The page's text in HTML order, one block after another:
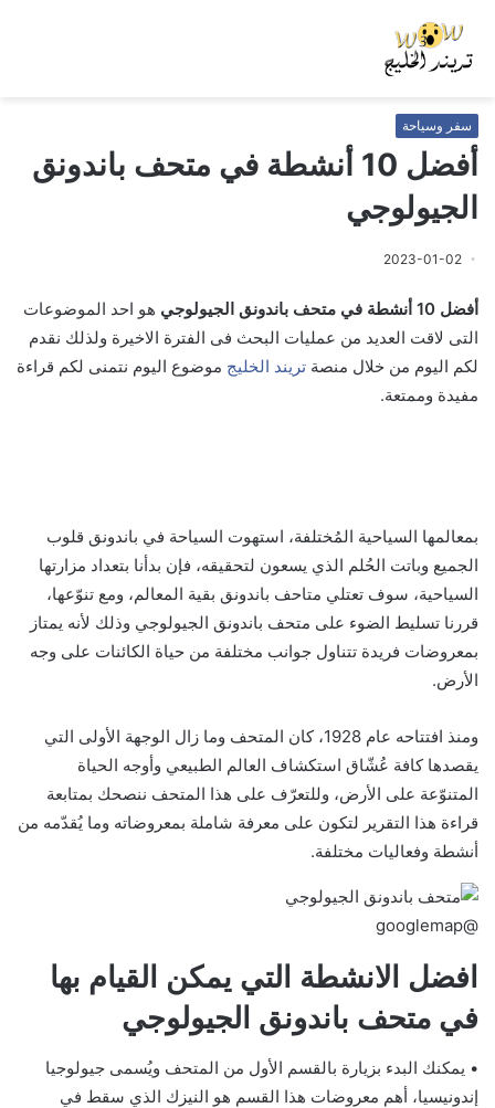
سفر وسياحة
أفضل 10 أنشطة في متحف باندونق
الجيولوجي
2023-01-02
أفضل 10 أنشطة في متحف باندونق الجيولوجي
هو احد الموضوعات
التى لاقت العديد من عمليات البحث فى الفترة الاخيرة ولذلك نقدم
لكم اليوم من خلال منصة تريند الخليج موضوع اليوم نتمنى لكم قراءة
مفيدة وممتعة.
بمعالمها السياحية المُختلفة، استهوت السياحة في باندونق قلوب
الجميع وباتت الحُلم الذي يسعون لتحقيقه، فإن بدأنا بتعداد مزارتها
السياحية، سوف تعتلي متاحف باندونق بقية المعالم، ومع تنوّعها،
قررنا تسليط الضوء على متحف باندونق الجيولوجي وذلك لأنه يمتاز
بمعروضات فريدة تتناول جوانب مختلفة من حياة الكائنات على وجه
الأرض.
ومنذ افتتاحه عام 1928، كان المتحف وما زال الوجهة الأولى التي
يقصدها كافة عُشّاق استكشاف العالم الطبيعي وأوجه الحياة
المتنوّعة على الأرض، وللتعرّف على هذا المتحف ننصحك بمتابعة
قراءة هذا التقرير لتكون على معرفة شاملة بمعروضاته وما يُقدّمه من
أنشطة وفعاليات مختلفة.
@googlemap
افضل الانشطة التي يمكن القيام بها
في متحف باندونق الجيولوجي
• يمكنك البدء بزيارة بالقسم الأول من المتحف ويُسمى جيولوجيا
إندونيسيا، أهم معروضات هذا القسم هو النيزك الذي سقط في